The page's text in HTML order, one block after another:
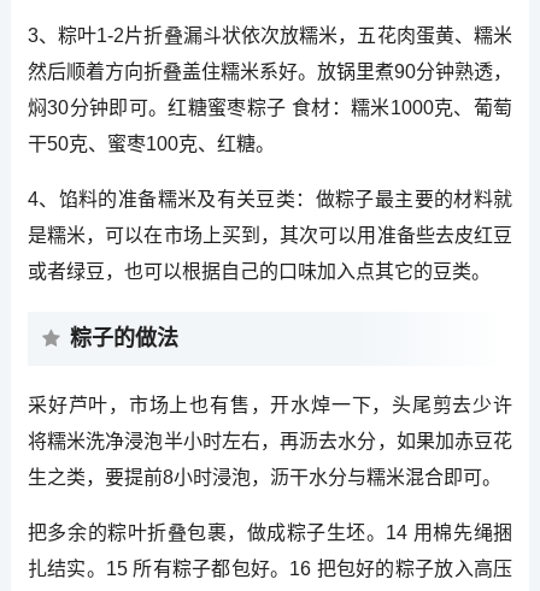
3、粽叶1-2片折叠漏斗状依次放糯米，五花肉蛋黄、糯米
然后顺着方向折叠盖住糯米系好。放锅里煮90分钟熟透，
焖30分钟即可。红糖蜜枣粽子 食材：糯米1000克、葡萄
干50克、蜜枣100克、红糖。
4、馅料的准备糯米及有关豆类：做粽子最主要的材料就
是糯米，可以在市场上买到，其次可以用准备些去皮红豆
或者绿豆，也可以根据自己的口味加入点其它的豆类。
粽子的做法
采好芦叶，市场上也有售，开水焯一下，头尾剪去少许
将糯米洗净浸泡半小时左右，再沥去水分，如果加赤豆花
生之类，要提前8小时浸泡，沥干水分与糯米混合即可。
把多余的粽叶折叠包裹，做成粽子生坯。14 用棉先绳捆
扎结实。15 所有粽子都包好。16 把包好的粽子放入高压